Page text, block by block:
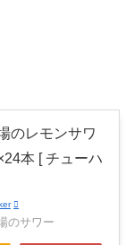
のレモンサワ
本 [ チューハ
のサワー